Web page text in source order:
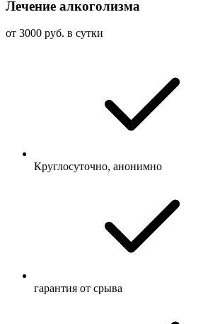
Лечение алкоголизма
от 3000 руб. в сутки
Круглосуточно, анонимно
гарантия от срыва